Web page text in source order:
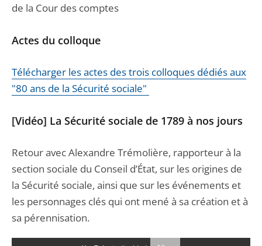
de la Cour des comptes
Actes du colloque
Télécharger les actes des trois colloques dédiés aux
"80 ans de la Sécurité sociale"
[Vidéo] La Sécurité sociale de 1789 à nos jours
Retour avec Alexandre Trémolière, rapporteur à la
section sociale du Conseil d’État, sur les origines de
la Sécurité sociale, ainsi que sur les événements et
les personnages clés qui ont mené à sa création et à
sa pérennisation.